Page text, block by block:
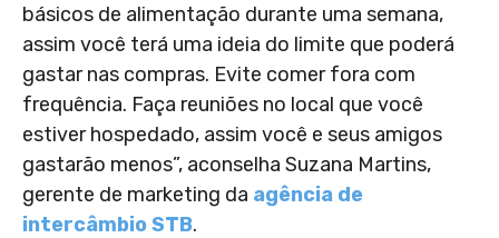
básicos de alimentação durante uma semana,
assim você terá uma ideia do limite que poderá
gastar nas compras. Evite comer fora com
frequência. Faça reuniões no local que você
estiver hospedado, assim você e seus amigos
gastarão menos”, aconselha Suzana Martins,
gerente de marketing da agência de
intercâmbio STB.